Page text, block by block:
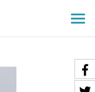
le